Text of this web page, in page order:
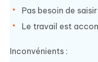
Pas besoin de
Le travail est
Inconvénients :